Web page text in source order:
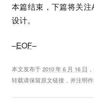
本篇结束，下篇将关
设计。
–EOF–
本文发布于2010 年 6 月 16 日
转载请保留原文链接，并注明作